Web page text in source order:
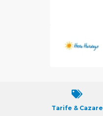
Tarife & Cazare